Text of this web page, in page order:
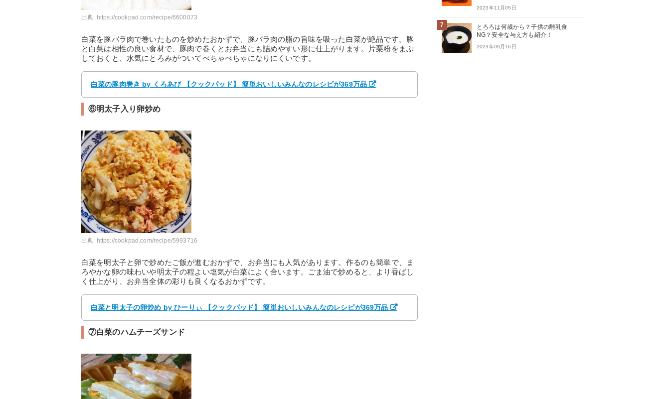
出典: https://cookpad.com/recipe/6600073
白菜を豚バラ肉で巻いたものを炒めたおかずで、豚バラ肉の脂の旨味を吸った白菜が絶品です。豚
と白菜は相性の良い食材で、豚肉で巻くとお弁当にも詰めやすい形に仕上がります。片栗粉をまぶ
しておくと、水気にとろみがついてべちゃべちゃになりにくいです。
白菜の豚肉巻き by くろあび 【クックパッド】 簡単おいしいみんなのレシピが369万品
⑥明太子入り卵炒め
出典: https://cookpad.com/recipe/5993716
白菜を明太子と卵で炒めたご飯が進むおかずで、お弁当にも人気があります。作るのも簡単で、ま
ろやかな卵の味わいや明太子の程よい塩気が白菜によく合います。ごま油で炒めると、より香ばし
く仕上がり、お弁当全体の彩りも良くなるおかずです。
白菜と明太子の卵炒め by ひーりぃ 【クックパッド】 簡単おいしいみんなのレシピが369万品
⑦白菜のハムチーズサンド
2023年11月05日
7
とろろは何歳から？子供の離乳食
NG？安全な与え方も紹介！
2023年09月16日